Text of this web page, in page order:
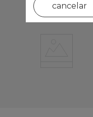
cancelar